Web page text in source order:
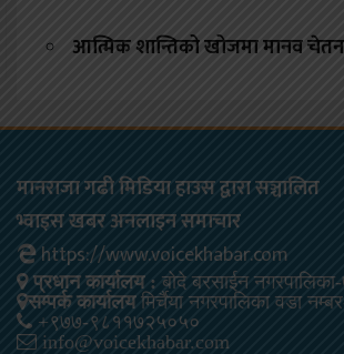
आत्मिक शान्तिको खोजमा मानव
मानराजा गढी मिडिया हाउस द्वारा सञ्चालित
भ्वाइस खबर अनलाइन समाचार
https://www.voicekhabar.com
प्रधान कार्यालय : बोदे बरसाईन
सम्पर्क कार्यालयमिर्चैया नगरपालिका वडा
+९७७-९८११७२५०५०
info@voicekhabar.com